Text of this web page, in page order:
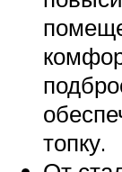
топку.